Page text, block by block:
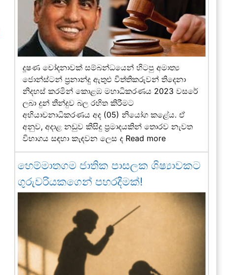
දූෂණ චෝදනාවක් සම්බන්ධයෙන් හිටපු අමාත්‍ය
ජොන්ස්ටන් ප්‍රනාන්දු ඇතුළු විත්තිකරුවන් තිදෙනා
නිදහස් කරමින් කොළඹ මහාධිකරණය 2023 වසරේ
ලබා දුන් තීන්දුව බල රහිත කිරීමට
අභියාචනාධිකරණය අද (05) නියෝග කළේය. ඒ
අනුව, අදාළ නඩුව කිසිදු ප්‍රමාදයකින් තොරව නැවත
විභාගය සඳහා කැඳවන ලෙස ද Read more
හෙම්මාතගම ජාතික පාසලක ශිෂ්‍යාවකට
ගුරුවරියකගෙන් පහරදීමක්!